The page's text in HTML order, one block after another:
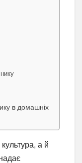
в домашніх
а й